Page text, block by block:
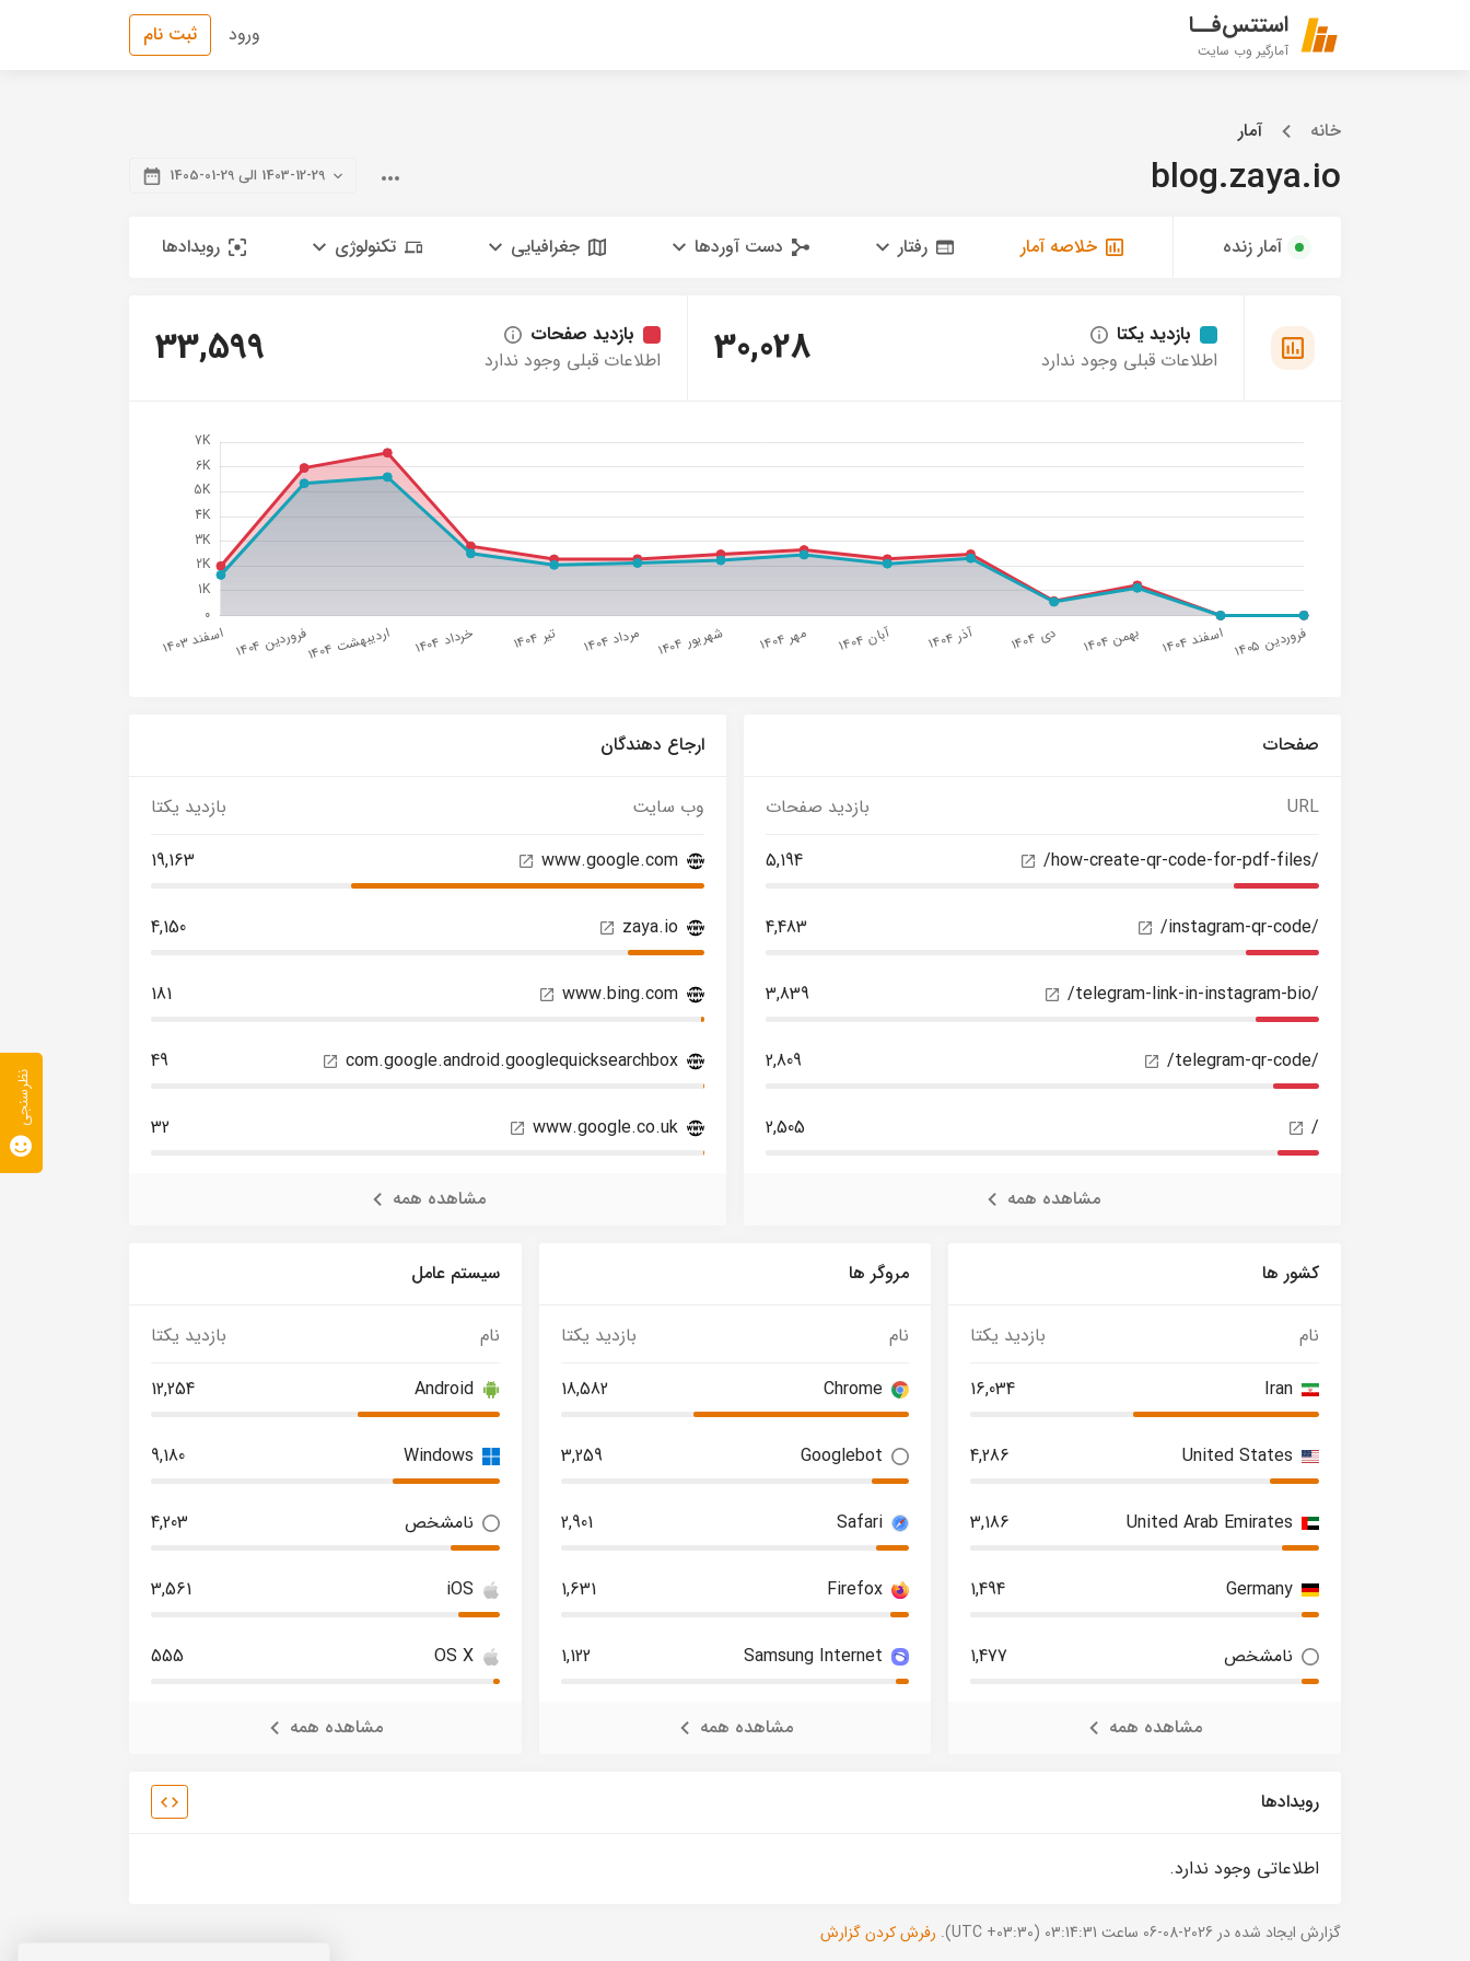
استتس‌فــا
آمارگیر وب سایت
ورود ثبت نام
خانه آمار
blog.zaya.io 1403-12-29 الی 29-01-1405
آمار زنده خلاصه آمار رفتار دست آوردها جغرافیایی تکنولوژی رویدادها
بازدید یکتا
اطلاعات قبلی وجود ندارد
30,028
بازدید صفحات
اطلاعات قبلی وجود ندارد
33,599
صفحات
URL
بازدید صفحات
/how-create-qr-code-for-pdf-files/
5,194
/instagram-qr-code/
4,483
/telegram-link-in-instagram-bio/
3,839
/telegram-qr-code/
2,809
/
2,505
مشاهده همه
ارجاع دهندگان
وب سایت
بازدید یکتا
www.google.com
19,163
zaya.io
4,150
www.bing.com
181
com.google.android.googlequicksearchbox
49
www.google.co.uk
32
مشاهده همه
کشور ها
نام
بازدید یکتا
Iran
16,034
United States
4,286
United Arab Emirates
3,186
Germany
1,494
نامشخص 1,477
مشاهده همه
مروگر ها
نام
بازدید یکتا
Chrome
18,582
Googlebot
3,259
Safari
2,901
Firefox
1,631
Samsung Internet
1,122
مشاهده همه
سیستم عامل
نام
بازدید یکتا
Android
12,254
Windows
9,180
نامشخص 4,203
iOS
3,561
OS X
555
مشاهده همه
رویدادها
اطلاعاتی وجود ندارد.
گزارش ایجاد شده در 2026-08-06 ساعت 03:14:31 (UTC +03:30). رفرش کردن گزارش
نظرسنجی